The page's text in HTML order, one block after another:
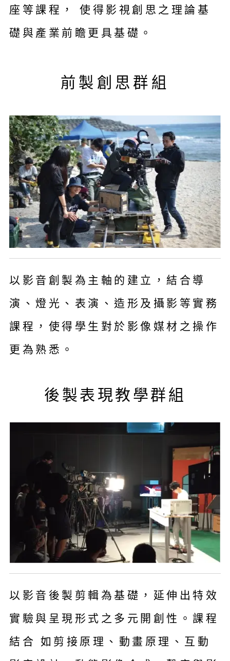
座等課程， 使得影視創思之理論基
礎與產業前瞻更具基礎。
前製創思群組
以影音創製為主軸的建立，結合導
演、燈光、表演、造形及攝影等實務
課程，使得學生對於影像媒材之操作
更為熟悉。
後製表現教學群組
以影音後製剪輯為基礎，延伸出特效
實驗與呈現形式之多元開創性。課程
結合 如剪接原理、動畫原理、互動